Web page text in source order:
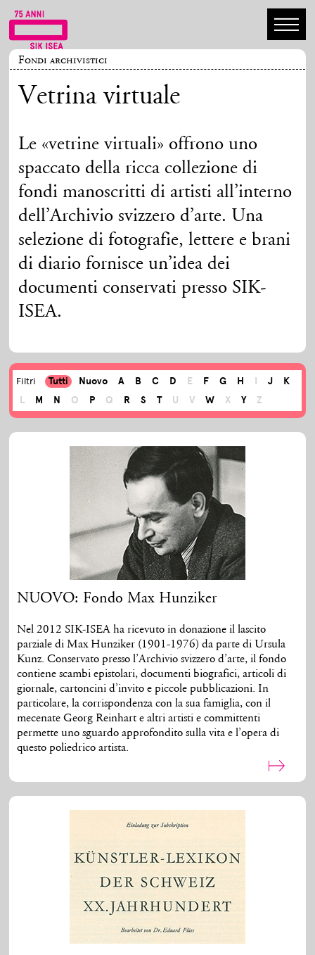
Fondi archivistici
Vetrina virtuale
Le «vetrine virtuali» offrono uno
spaccato della ricca collezione di
fondi manoscritti di artisti all’interno
dell’Archivio svizzero d’arte. Una
selezione di fotografie, lettere e brani
di diario fornisce un’idea dei
documenti conservati presso SIK-
ISEA.
Filtri Tutti Nuovo A B C D E F G H I J
K
L
M N O P Q R S T U V W X Y Z
NUOVO: Fondo Max Hunziker
Nel 2012 SIK-ISEA ha ricevuto in donazione il lascito
parziale di Max Hunziker (1901-1976) da parte di Ursula
Kunz. Conservato presso l’Archivio svizzero d’arte, il fondo
contiene scambi epistolari, documenti biografici, articoli di
giornale, cartoncini d’invito e piccole pubblicazioni. In
particolare, la corrispondenza con la sua famiglia, con il
mecenate Georg Reinhart e altri artisti e committenti
permette uno sguardo approfondito sulla vita e l’opera di
questo poliedrico artista.